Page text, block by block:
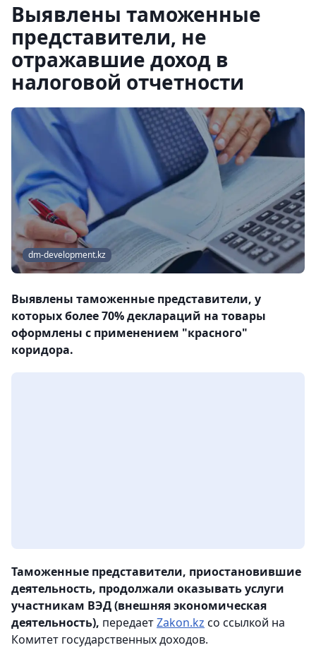
Выявлены таможенные
представители, не
отражавшие доход в
налоговой отчетности
dm-development.kz
Выявлены таможенные представители, у
которых более 70% деклараций на товары
оформлены с применением "красного"
коридора.
Таможенные представители, приостановившие
деятельность, продолжали оказывать услуги
участникам ВЭД (внешняя экономическая
деятельность), передаетZakon.kz со ссылкой на
Комитет государственных доходов.